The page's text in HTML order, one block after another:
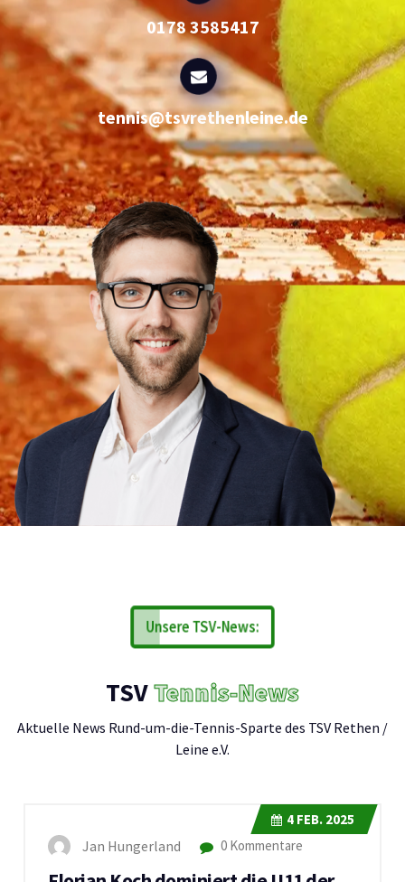
0178 3585417
tennis@tsvrethenleine.de
Unsere TSV-News:
TSVTennis-News
Aktuelle News Rund-um-die-Tennis-Sparte des TSV Rethen /
Leine e.V.
4 FEB. 2025
Jan Hungerland 0 Kommentare